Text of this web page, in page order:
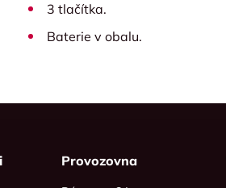
3 tlačítka.
Baterie v obalu.
Provozovna